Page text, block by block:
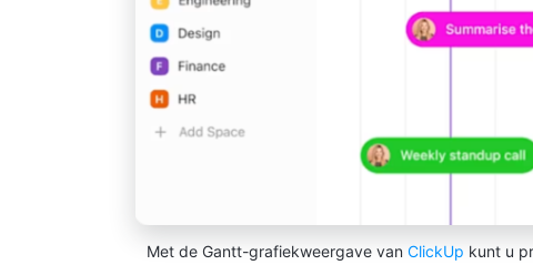
Met de Gantt-grafiekweergave van ClickUp kunt u